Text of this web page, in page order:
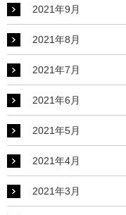
2021年9月
2021年8月
2021年7月
2021年6月
2021年5月
2021年4月
2021年3月